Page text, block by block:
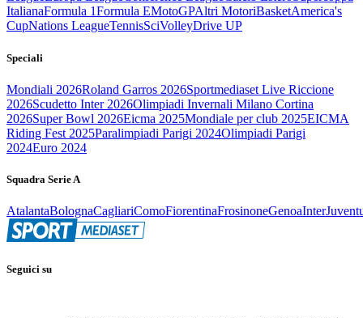
ItalianaFormula 1Formula EMotoGPAltri MotoriBasketAmerica's
CupNations LeagueTennisSciVolleyDrive UP
Speciali
Mondiali 2026Roland Garros 2026Sportmediaset Live Riccione
2026Scudetto Inter 2026Olimpiadi Invernali Milano Cortina
2026Super Bowl 2026Eicma 2025Mondiale per club 2025EICMA
Riding Fest 2025Paralimpiadi Parigi 2024Olimpiadi Parigi
2024Euro 2024
Squadra Serie A
AtalantaBolognaCagliariComoFiorentinaFrosinoneGenoaInter
Seguici su